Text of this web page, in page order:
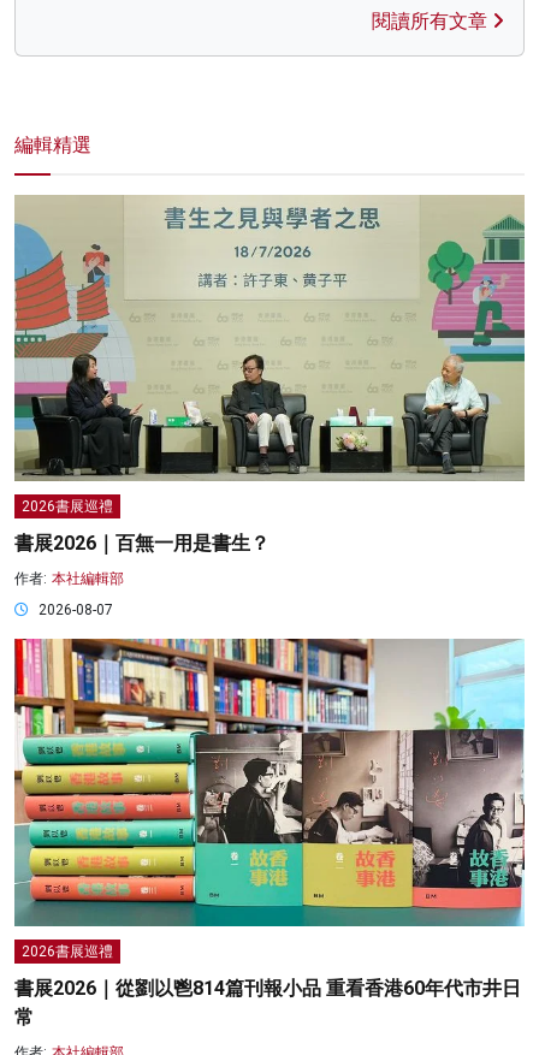
閱讀所有文章
編輯精選
2026書展巡禮
書展2026｜百無一用是書生？
作者: 本社編輯部
2026-08-07
2026書展巡禮
書展2026｜從劉以鬯814篇刊報小品 重看香港60年代市井日
常